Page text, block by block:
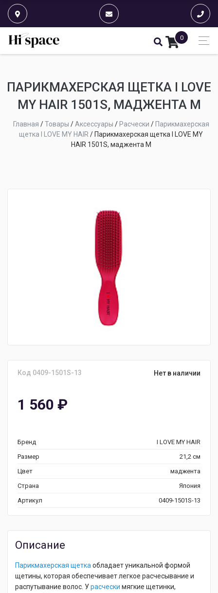
0
ПАРИКМАХЕРСКАЯ ЩЕТКА I LOVE
MY HAIR 1501S, МАДЖЕНТА M
Главная /Товары /Аксессуары / Расчески / Парикмахерская
щетка I LOVE MY HAIR / Парикмахерская щетка I LOVE MY
HAIR 1501S, маджента M
Код 0409-1501S-13 Нет в наличии
1 560 ₽
Бренд
I LOVE MY HAIR
Размер
21,2 см
Цвет
маджента
Страна
Япония
Артикул
0409-1501S-13
Описание
Парикмахерская щетка обладает уникальной формой
щетины, которая обеспечивает легкое расчесывание и
распутывание волос. Урасчески мягкие щетинки,